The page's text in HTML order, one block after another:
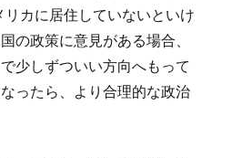
リカに居住していないといけ
の政策に意見がある場合、
少しずついい方向へもって
ったら、より合理的な政治